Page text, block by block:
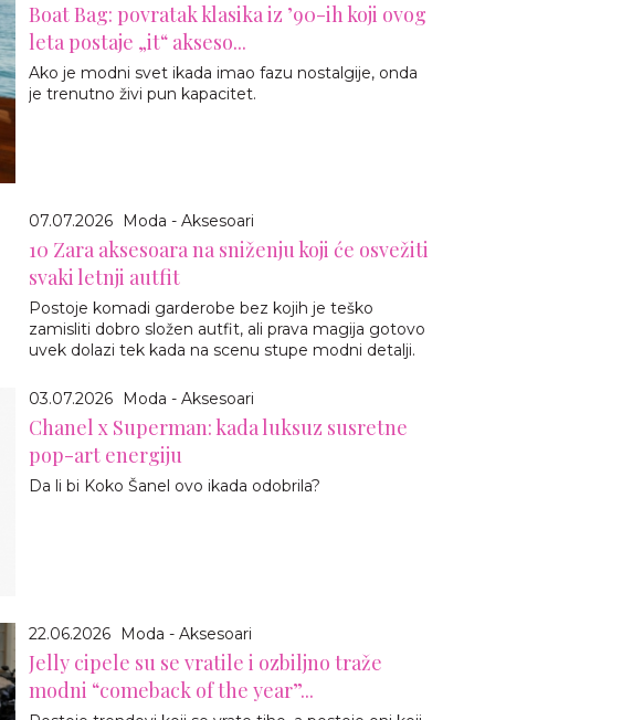
Boat Bag: povratak klasika iz ’90-ih koji ovog
leta postaje „it“ akseso...
Ako je modni svet ikada imao fazu nostalgije, onda
je trenutno živi pun kapacitet.
07.07.2026 Moda - Aksesoari
10 Zara aksesoara na sniženju koji će osvežiti
svaki letnji autfit
Postoje komadi garderobe bez kojih je teško
zamisliti dobro složen autfit, ali prava magija gotovo
uvek dolazi tek kada na scenu stupe modni detalji.
03.07.2026 Moda - Aksesoari
Chanel x Superman: kada luksuz susretne
pop-art energiju
Da li bi Koko Šanel ovo ikada odobrila?
22.06.2026 Moda - Aksesoari
Jelly cipele su se vratile i ozbiljno traže
modni “comeback of the year”...